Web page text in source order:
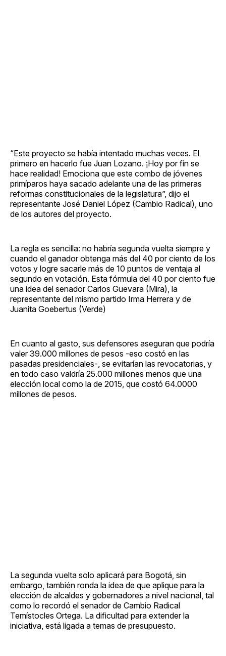
“Este proyecto se había intentado muchas veces. El
primero en hacerlo fue Juan Lozano. ¡Hoy por fin se
hace realidad! Emociona que este combo de jóvenes
primíparos haya sacado adelante una de las primeras
reformas constitucionales de la legislatura”, dijo el
representante José Daniel López (Cambio Radical), uno
de los autores del proyecto.
La regla es sencilla: no habría segunda vuelta siempre y
cuando el ganador obtenga más del 40 por ciento de los
votos y logre sacarle más de 10 puntos de ventaja al
segundo en votación. Esta fórmula del 40 por ciento fue
una idea del senador Carlos Guevara (Mira), la
representante del mismo partido Irma Herrera y de
Juanita Goebertus (Verde)
En cuanto al gasto, sus defensores aseguran que podría
valer 39.000 millones de pesos -eso costó en las
pasadas presidenciales-, se evitarían las revocatorias, y
en todo caso valdría 25.000 millones menos que una
elección local como la de 2015, que costó 64.0000
millones de pesos.
La segunda vuelta solo aplicará para Bogotá, sin
embargo, también ronda la idea de que aplique para la
elección de alcaldes y gobernadores a nivel nacional, tal
como lo recordó el senador de Cambio Radical
Temístocles Ortega. La dificultad para extender la
iniciativa, está ligada a temas de presupuesto.